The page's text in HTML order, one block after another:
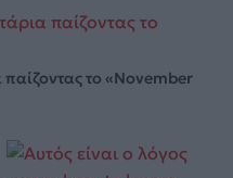
παίζοντας το «November